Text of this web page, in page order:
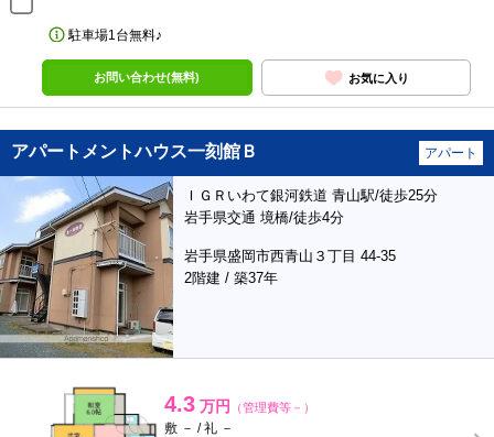
駐車場1台無料♪
お問い合わせ(無料) お気に入り
アパートメントハウス一刻館Ｂ アパート
ＩＧＲいわて銀河鉄道 青山駅/徒歩25分
岩手県交通 境橋/徒歩4分
岩手県盛岡市西青山３丁目 44-35
2階建 / 築37年
4.3 万円 （管理費等－）
敷 － / 礼 －